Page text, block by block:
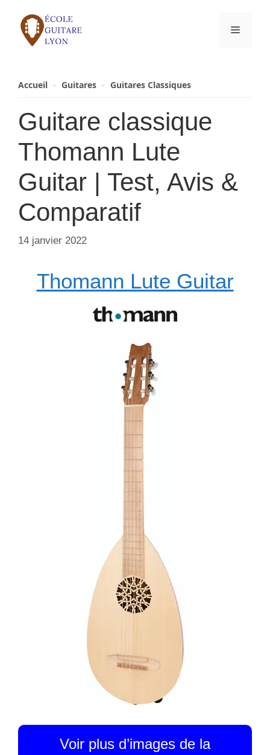
contenu
Menu
Accueil - Guitares - Guitares Classiques
Guitare classique
Thomann Lute
Guitar | Test, Avis &
Comparatif
14 janvier 2022
Thomann Lute Guitar
Voir plus d’images de la